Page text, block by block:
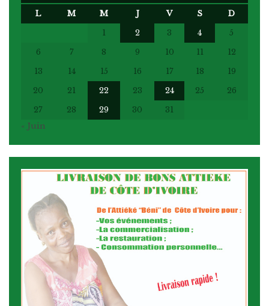
L M M J V S
D
1
2 3 4
5
6
7 8 9 10 11
12
13
14 15 16 17 18
19
20
21 22 23 24 25
26
27
28 29 30
31
« Juin